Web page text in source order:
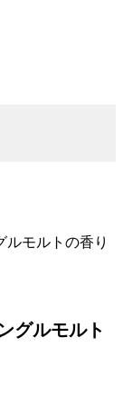
ルモルトの香り
グルモルト